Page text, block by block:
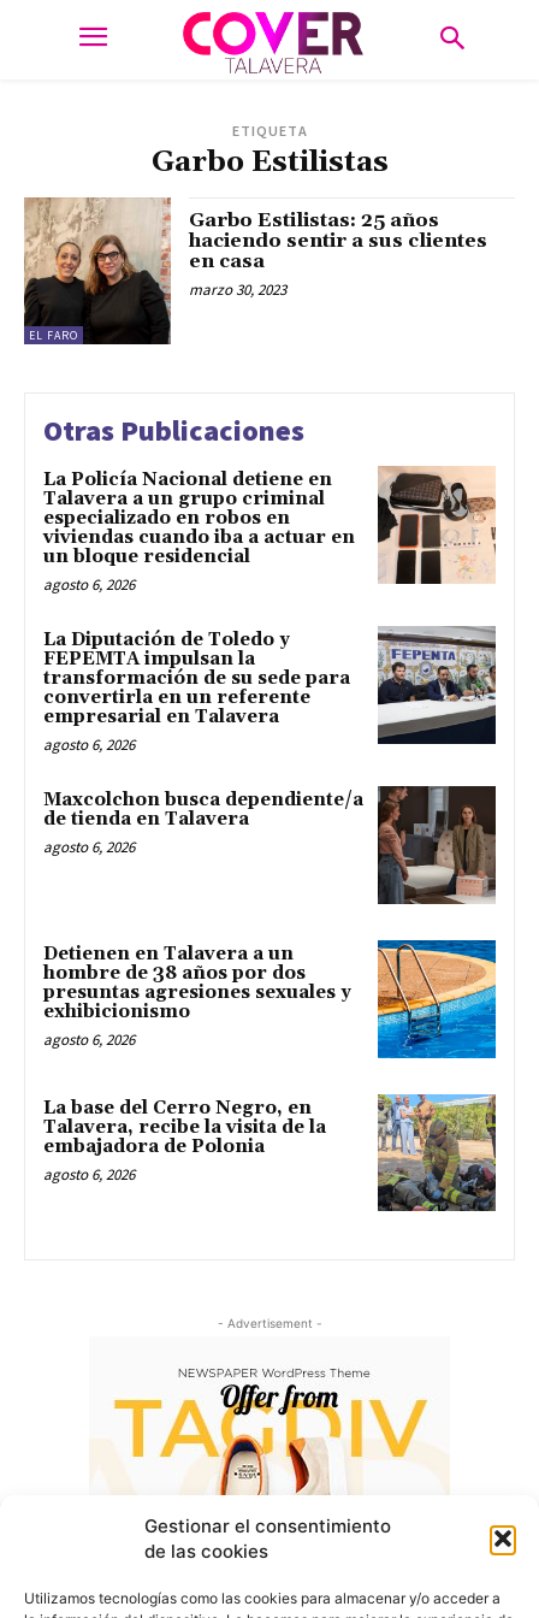
Gestionar el consentimiento
de las cookies
Utilizamos tecnologías como las cookies para almacenar y/o acceder a
ETIQUETA
Garbo Estilistas
EL FARO
Garbo Estilistas: 25 años
haciendo sentir a sus clientes
en casa
marzo 30, 2023
Otras Publicaciones
La Policía Nacional detiene en
Talavera a un grupo criminal
especializado en robos en
viviendas cuando iba a actuar en
un bloque residencial
agosto 6, 2026
La Diputación de Toledo y
FEPEMTA impulsan la
transformación de su sede para
convertirla en un referente
empresarial en Talavera
agosto 6, 2026
Maxcolchon busca dependiente/a
de tienda en Talavera
agosto 6, 2026
Detienen en Talavera a un
hombre de 38 años por dos
presuntas agresiones sexuales y
exhibicionismo
agosto 6, 2026
La base del Cerro Negro, en
Talavera, recibe la visita de la
embajadora de Polonia
agosto 6, 2026
- Advertisement -